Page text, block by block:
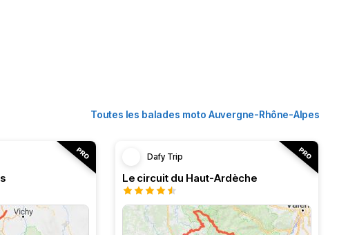
Toutes les balades moto Auvergne-Rhône-Alpes
Dafy Trip
Le circuit du Haut-Ardèche